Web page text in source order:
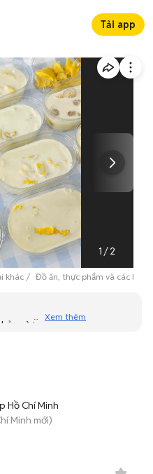
Tải app
1 /2
khác Đồ ăn, thực phẩm và các loại
và bạn không thể liên hệ
Xem thêm
Hồ Chí Minh
Minh mới)